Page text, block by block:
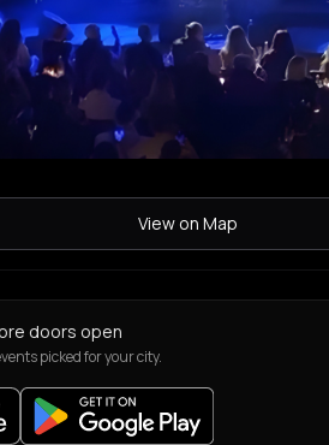
View on Map
doors open
picked for your city.